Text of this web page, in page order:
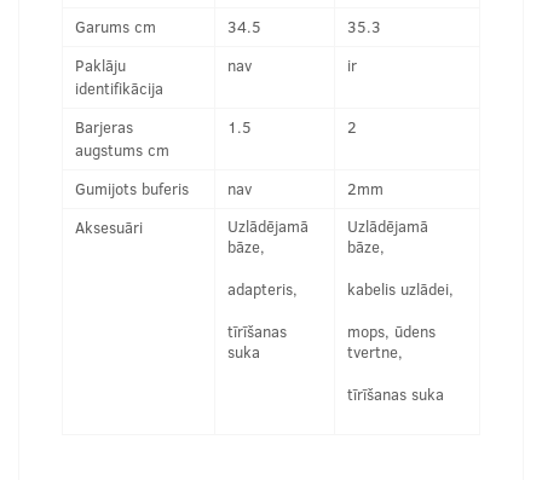
Garums cm
34.5
35.3
Paklāju
identifikācija
nav ir
Barjeras
augstums cm
1.5 2
Gumijots buferis nav
2mm
Aksesuāri
Uzlādējamā
bāze,
adapteris,
tīrīšanas
suka
Uzlādējamā
bāze,
kabelis uzlādei,
mops, ūdens
tvertne,
tīrīšanas suka